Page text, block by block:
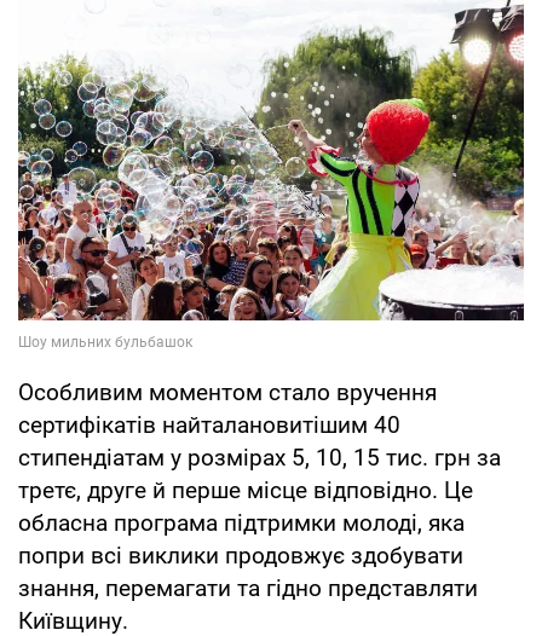
Особливим моментом стало вручення
сертифікатів найталановитішим 40
стипендіатам у розмірах 5, 10, 15 тис. грн за
третє, друге й перше місце відповідно. Це
обласна програма підтримки молоді, яка
попри всі виклики продовжує здобувати
знання, перемагати та гідно представляти
Київщину.